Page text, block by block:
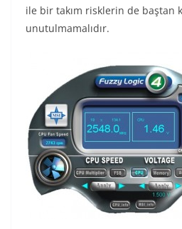
ile bir takım risklerin de baştan
unutulmamalıdır.